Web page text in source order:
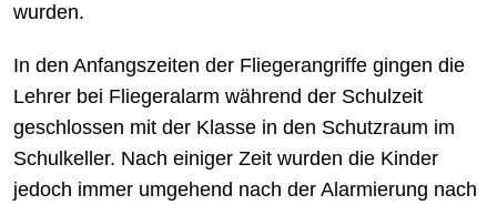
wurden.
In den Anfangszeiten der Fliegerangriffe gingen die
Lehrer bei Fliegeralarm während der Schulzeit
geschlossen mit der Klasse in den Schutzraum im
Schulkeller. Nach einiger Zeit wurden die Kinder
jedoch immer umgehend nach der Alarmierung nach